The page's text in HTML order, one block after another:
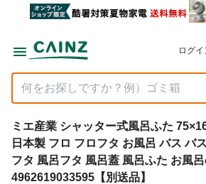
ログ
ミエ産業 シャッター式風呂ふた
日本製 フロ フロフタ お風呂 バス バ
フタ 風呂フタ 風呂蓋 風呂ふた お風
4962619033595【別送品】